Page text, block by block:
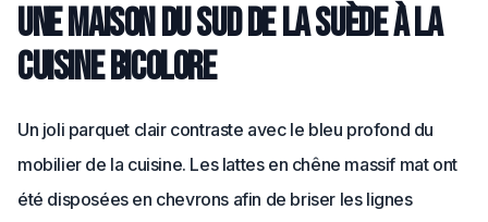
Une maison du sud de la Suède à la
cuisine bicolore
Un joli parquet clair contraste avec le bleu profond du
mobilier de la cuisine. Les lattes en chêne massif mat ont
été disposées en chevrons afin de briser les lignes